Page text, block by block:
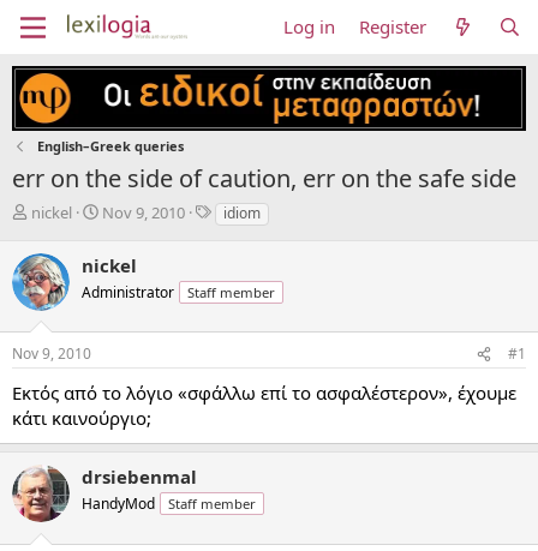
Log in Register
English–Greek queries
err on the side of caution, err on the safe side
T
r
e
a
t
r
t
e
r
nickel
S
r
t
Nov 9, 2010
Tidiom
nickel
Administrator Staff member
Nov 9, 2010 #1
Εκτός από το λόγιο «σφάλλω επί το ασφαλέστερον», έχουμε
κάτι καινούργιο;
drsiebenmal
HandyMod Staff member